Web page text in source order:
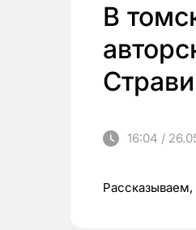
В
16:04 /